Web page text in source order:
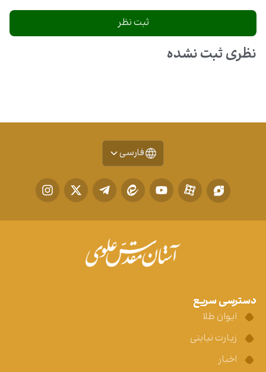
نظری ثبت نشده
فارسی
دسترسی سریع
ایوان طلا
زیارت نیابتی
اخبار